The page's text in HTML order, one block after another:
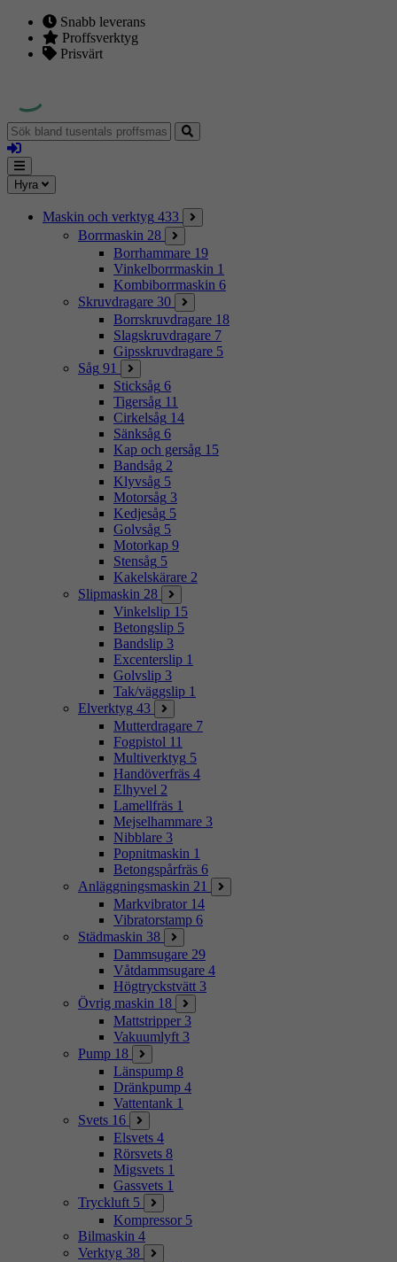
Snabb leverans
Proffsverktyg
Prisvärt
Sök
bland
tusentals
proffsmaskiner
Logga
in
Mina
sidor
Meny
Hyra
Maskin och verktyg 433
Borrmaskin 28
Borrhammare 19
Vinkelborrmaskin 1
Kombiborrmaskin 6
Skruvdragare 30
Borrskruvdragare 18
Slagskruvdragare 7
Gipsskruvdragare 5
Såg 91
Sticksåg 6
Tigersåg 11
Cirkelsåg 14
Sänksåg 6
Kap och gersåg 15
Bandsåg 2
Klyvsåg 5
Motorsåg 3
Kedjesåg 5
Golvsåg 5
Motorkap 9
Stensåg 5
Kakelskärare 2
Slipmaskin 28
Vinkelslip 15
Betongslip 5
Bandslip 3
Excenterslip 1
Golvslip 3
Tak/väggslip 1
Elverktyg 43
Mutterdragare 7
Fogpistol 11
Multiverktyg 5
Handöverfräs 4
Elhyvel 2
Lamellfräs 1
Mejselhammare 3
Nibblare 3
Popnitmaskin 1
Betongspårfräs 6
Anläggningsmaskin 21
Markvibrator 14
Vibratorstamp 6
Städmaskin 38
Dammsugare 29
Våtdammsugare 4
Högtryckstvätt 3
Övrig maskin 18
Mattstripper 3
Vakuumlyft 3
Pump 18
Länspump 8
Dränkpump 4
Vattentank 1
Svets 16
Elsvets 4
Rörsvets 8
Migsvets 1
Gassvets 1
Tryckluft 5
Kompressor 5
Bilmaskin 4
Verktyg 38